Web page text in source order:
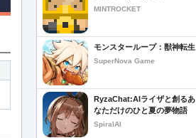
MINTROCKET
モンスターループ：獣神転生
SuperNova Game
RyzaChat:AIライザと創るあ
なただけのひと夏の夢物語
SpiralAI